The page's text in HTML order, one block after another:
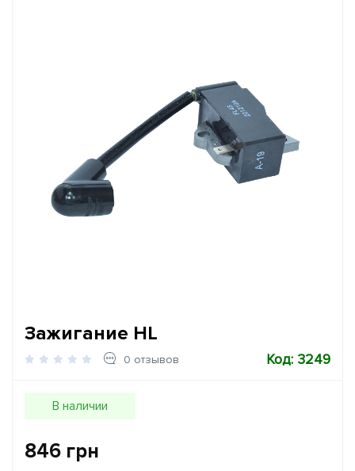
Зажигание HL
0 отзывов Код: 3249
В наличии
846 грн